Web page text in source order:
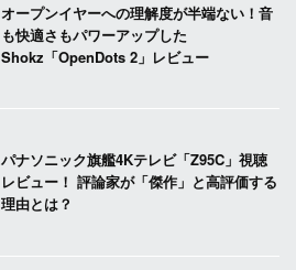
オープンイヤーへの理解度が半端ない！音
も快適さもパワーアップした
Shokz「OpenDots 2」レビュー
パナソニック旗艦4Kテレビ「Z95C」視聴
レビュー！ 評論家が「傑作」と高評価する
理由とは？